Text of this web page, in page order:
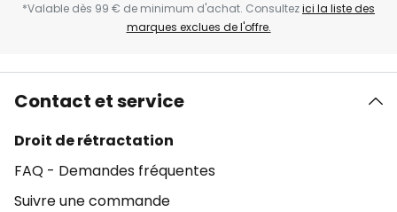
*Valable dès 99 € de minimum d'achat. Consultezici la liste des
marques exclues de l'offre.
Contact et service
Droit de rétractation
FAQ - Demandes fréquentes
Suivre une commande